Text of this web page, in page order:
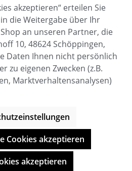
Er hat eine silber
als Eyech… Mehr
n-others
Mehrwertsteuer zzgl.
akzeptieren“ erteilen Sie
die Weitergabe über Ihr
an unseren Partner, die
10, 48624 Schöppingen,
Daten Ihnen nicht persönlich
zu eigenen Zwecken (z.B.
Marktverhaltensanalysen)
Cookies akzeptieren
akzeptieren